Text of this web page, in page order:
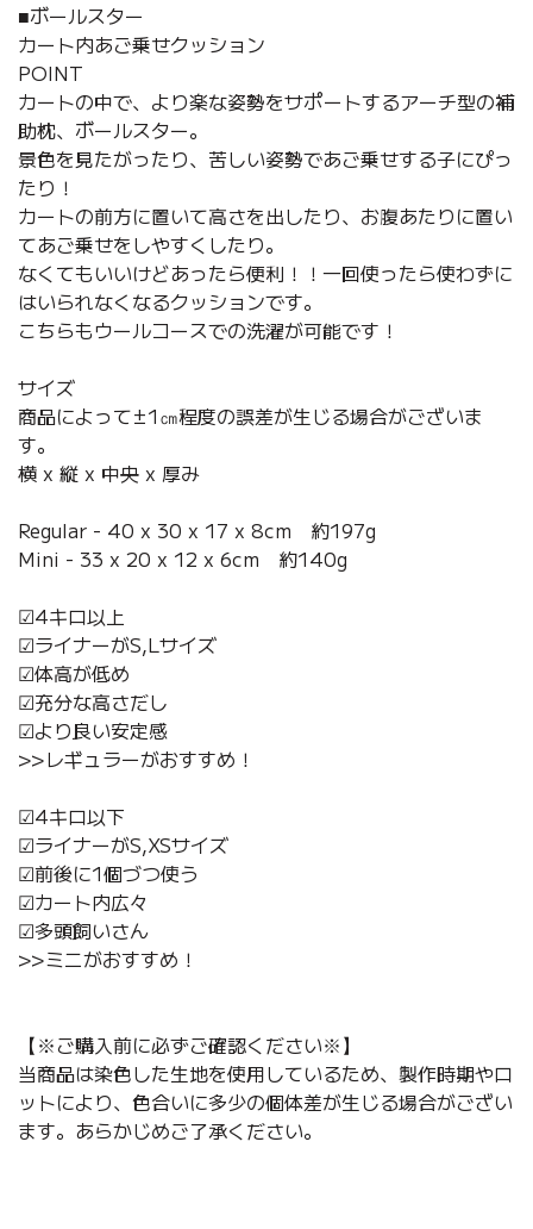
■ボールスター
カート内あご乗せクッション
POINT
カートの中で、より楽な姿勢をサポートするアーチ型の補
助枕、ボールスター。
景色を見たがったり、苦しい姿勢であご乗せする子にぴっ
たり！
カートの前方に置いて高さを出したり、お腹あたりに置い
てあご乗せをしやすくしたり。
なくてもいいけどあったら便利！！一回使ったら使わずに
はいられなくなるクッションです。
こちらもウールコースでの洗濯が可能です！
サイズ
商品によって±1㎝程度の誤差が生じる場合がございま
す。
横 x 縦 x 中央 x 厚み
Regular - 40 x 30 x 17 x 8cm 約197g
Mini - 33 x 20 x 12 x 6cm 約140g
☑︎4キロ以上
☑︎ライナーがS,Lサイズ
☑︎体高が低め
☑︎充分な高さだし
☑︎より良い安定感
>>レギュラーがおすすめ！
☑︎4キロ以下
☑︎ライナーがS,XSサイズ
☑︎前後に1個づつ使う
☑︎カート内広々
☑︎多頭飼いさん
>>ミニがおすすめ！
【※ご購入前に必ずご確認ください※】
当商品は染色した生地を使用しているため、製作時期やロ
ットにより、色合いに多少の個体差が生じる場合がござい
ます。あらかじめご了承ください。